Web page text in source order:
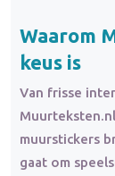
Waarom
keus is
Van frisse
muurstickers
gaat om